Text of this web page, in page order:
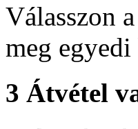
Válasszon
meg
3 Átvétel